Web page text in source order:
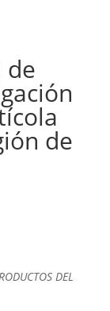
de
de
DEL